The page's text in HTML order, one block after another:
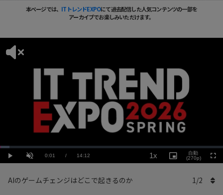
本ページでは、 ITトレンドEXPOにて過去配信した人気コンテンツの一部を
アーカイブでお楽しみいただけます。
Play UnmuteCurrent
0:01 / Duration
14:12
Loaded:
4.23%
1x
Rate
Picture-
in-
自動
(270p)
AIのゲームチェンジはどこで起きるのか 1/2